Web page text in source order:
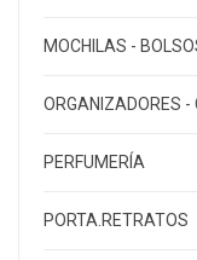
MOCHILAS -
ORGANIZADORES
PERFUMERÍA
PORTA.RETRATOS